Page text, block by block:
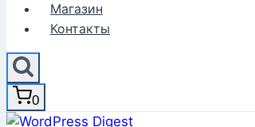
Магазин
Контакты
0